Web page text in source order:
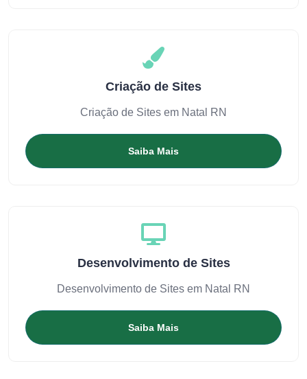
Criação de Sites
Criação de Sites em Natal RN
Saiba Mais
Desenvolvimento de Sites
Desenvolvimento de Sites em Natal RN
Saiba Mais